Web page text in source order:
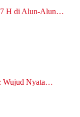
H di Alun-Alun…
Wujud Nyata…